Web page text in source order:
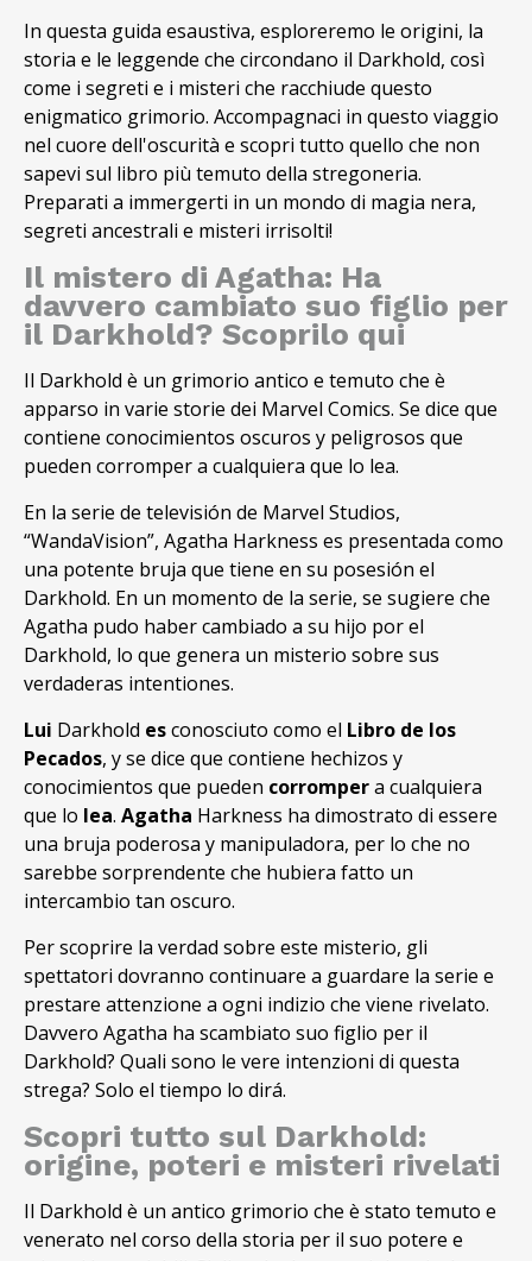
In questa guida esaustiva, esploreremo le origini, la
storia e le leggende che circondano il Darkhold, così
come i segreti e i misteri che racchiude questo
enigmatico grimorio. Accompagnaci in questo viaggio
nel cuore dell'oscurità e scopri tutto quello che non
sapevi sul libro più temuto della stregoneria.
Preparati a immergerti in un mondo di magia nera,
segreti ancestrali e misteri irrisolti!
Il mistero di Agatha: Ha
davvero cambiato suo figlio per
il Darkhold? Scoprilo qui
Il Darkhold è un grimorio antico e temuto che è
apparso in varie storie dei Marvel Comics. Se dice que
contiene conocimientos oscuros y peligrosos que
pueden corromper a cualquiera que lo lea.
En la serie de televisión de Marvel Studios,
“WandaVision”, Agatha Harkness es presentada como
una potente bruja que tiene en su posesión el
Darkhold. En un momento de la serie, se sugiere che
Agatha pudo haber cambiado a su hijo por el
Darkhold, lo que genera un misterio sobre sus
verdaderas intentiones.
Lui Darkhold esconosciuto como el Libro de los
Pecados, y se dice que contiene hechizos y
conocimientos que pueden corrompera cualquiera
que lo lea. Agatha Harkness ha dimostrato di essere
una bruja poderosa y manipuladora, per lo che no
sarebbe sorprendente che hubiera fatto un
intercambio tan oscuro.
Per scoprire la verdad sobre este misterio, gli
spettatori dovranno continuare a guardare la serie e
prestare attenzione a ogni indizio che viene rivelato.
Davvero Agatha ha scambiato suo figlio per il
Darkhold? Quali sono le vere intenzioni di questa
strega? Solo el tiempo lo dirá.
Scopri tutto sul Darkhold:
origine, poteri e misteri rivelati
Il Darkhold è un antico grimorio che è stato temuto e
venerato nel corso della storia per il suo potere e